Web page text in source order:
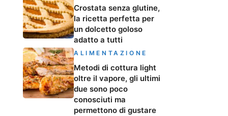
Crostata senza glutine,
la ricetta perfetta per
un dolcetto goloso
adatto a tutti
ALIMENTAZIONE
Metodi di cottura light
oltre il vapore, gli ultimi
due sono poco
conosciuti ma
permettono di gustare